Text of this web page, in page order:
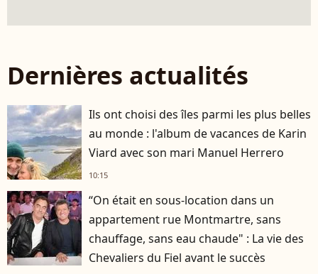
Dernières actualités
Ils ont choisi des îles parmi les plus belles
au monde : l'album de vacances de Karin
Viard avec son mari Manuel Herrero
10:15
“On était en sous-location dans un
appartement rue Montmartre, sans
chauffage, sans eau chaude" : La vie des
Chevaliers du Fiel avant le succès